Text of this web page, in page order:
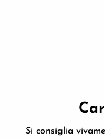
Si consiglia